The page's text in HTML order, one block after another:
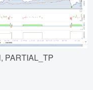
PARTIAL_TP